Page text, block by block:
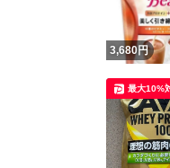
3,680円
最大10%